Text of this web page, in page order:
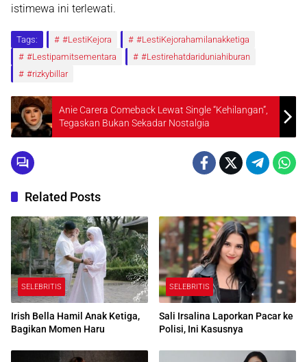
istimewa ini terlewati.
Tags: #LestiKejora
#LestiKejorahamilanakketiga
#Lestipamitsementara
#Lestirehatdariduniahiburan
#rizkybillar
Anie Carera Comeback Lewat Single “Kehilangan”,
Tegaskan Bukan Sekadar Nostalgia
Related Posts
SELEBRITIS
Irish Bella Hamil Anak Ketiga,
Bagikan Momen Haru
SELEBRITIS
Sali Irsalina Laporkan Pacar ke
Polisi, Ini Kasusnya